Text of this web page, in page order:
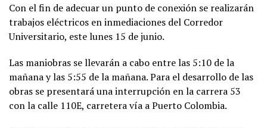
Con el fin de adecuar un punto de conexión se realizarán
trabajos eléctricos en inmediaciones del Corredor
Universitario, este lunes 15 de junio.
Las maniobras se llevarán a cabo entre las 5:10 de la
mañana y las 5:55 de la mañana. Para el desarrollo de las
obras se presentará una interrupción en la carrera 53
con la calle 110E, carretera vía a Puerto Colombia.